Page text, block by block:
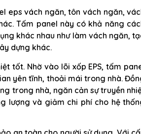
eps vách ngăn, tôn vách ngăn,
Tấm panel này có khả năng
khác nhau như làm vách ngăn,
dựng khác.
tốt. Nhờ vào lõi xốp EPS, tấm
yên tĩnh, thoải mái trong nhà.
trong nhà, ngăn cản sự truyền
lượng và giảm chi phí cho hệ